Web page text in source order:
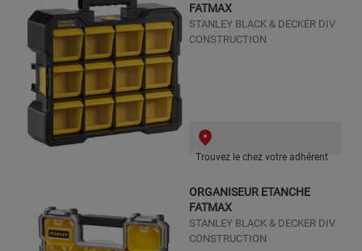
FATMAX
STANLEY BLACK & DECKER DIV
CONSTRUCTION
Trouvez le chez votre adhérent
ORGANISEUR ETANCHE
FATMAX
STANLEY BLACK & DECKER DIV
CONSTRUCTION